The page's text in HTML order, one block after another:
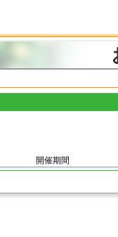
開催期間